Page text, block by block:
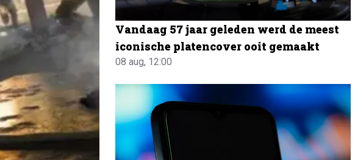
Vandaag 57 jaar geleden werd de meest
iconische platencover ooit gemaakt
08 aug, 12:00